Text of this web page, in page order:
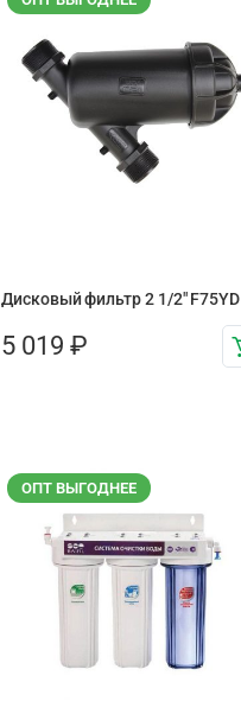
Дисковый фильтр 2 1/2″ F75YD
5 019 ₽
ОПТ ВЫГОДНЕЕ